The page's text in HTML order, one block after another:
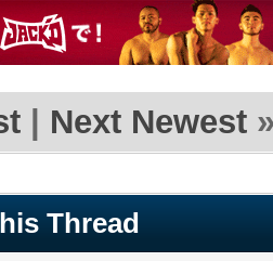
| Next Newest
Thread